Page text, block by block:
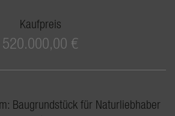
Kaufpreis
520.000,00 €